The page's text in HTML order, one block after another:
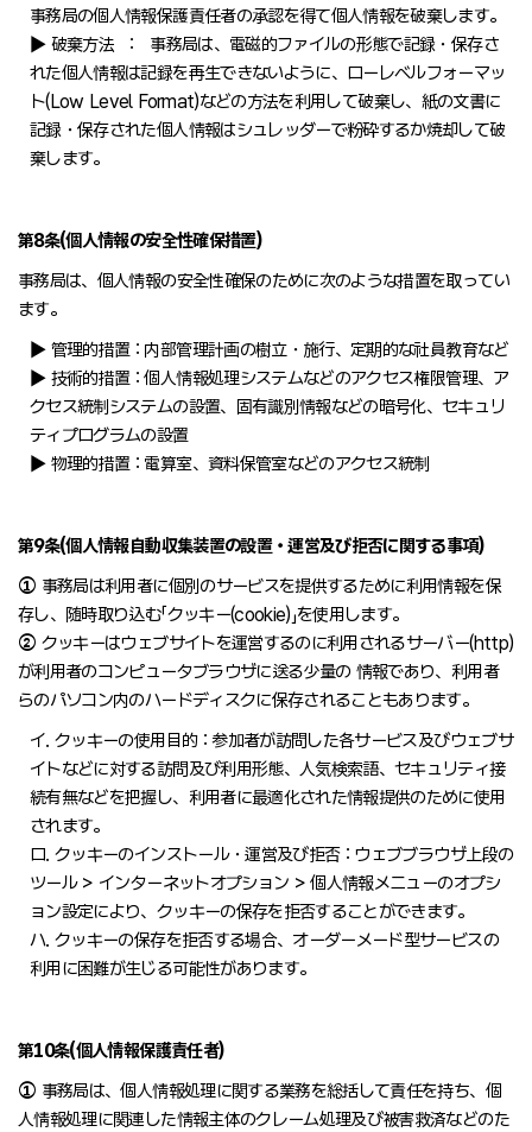
事務局の個人情報保護責任者の承認を得て個人情報を破棄します。
▶ 破棄方法 : 事務局は、電磁的ファイルの形態で記録・保存さ
れた個人情報は記録を再生できないように、ローレベルフォーマッ
ト(Low Level Format)などの方法を利用して破棄し、紙の文書に
記録・保存された個人情報はシュレッダーで粉砕するか焼却して破
棄します。
第8条(個人情報の安全性確保措置)
事務局は、個人情報の安全性確保のために次のような措置を取ってい
ます。
▶ 管理的措置 : 内部管理計画の樹立・施行、定期的な社員教育など
▶ 技術的措置 : 個人情報処理システムなどのアクセス権限管理、ア
クセス統制システムの設置、固有識別情報などの暗号化、セキュリ
ティプログラムの設置
▶ 物理的措置 : 電算室、資料保管室などのアクセス統制
第9条(個人情報自動収集装置の設置・運営及び拒否に関する事項)
① 事務局は利用者に個別のサービスを提供するために利用情報を保
存し、随時取り込む「クッキー(cookie)」を使用します。
② クッキーはウェブサイトを運営するのに利用されるサーバー(http)
が利用者のコンピュータブラウザに送る少量の 情報であり、利用者
らのパソコン内のハードディスクに保存されることもあります。
イ. クッキーの使用目的 : 参加者が訪問した各サービス及びウェブサ
イトなどに対する訪問及び利用形態、人気検索語、セキュリティ接
続有無などを把握し、利用者に最適化された情報提供のために使用
されます。
ロ. クッキーのインストール・運営及び拒否 : ウェブブラウザ上段の
ツール > インターネットオプション > 個人情報メニューのオプシ
ョン設定により、クッキーの保存を拒否することができます。
ハ. クッキーの保存を拒否する場合、オーダーメード型サービスの
利用に困難が生じる可能性があります。
第10条(個人情報保護責任者)
① 事務局は、個人情報処理に関する業務を総括して責任を持ち、個
人情報処理に関連した情報主体のクレーム処理及び被害救済などのた